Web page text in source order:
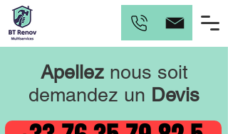
Apelleznous soit
demandez un Devis